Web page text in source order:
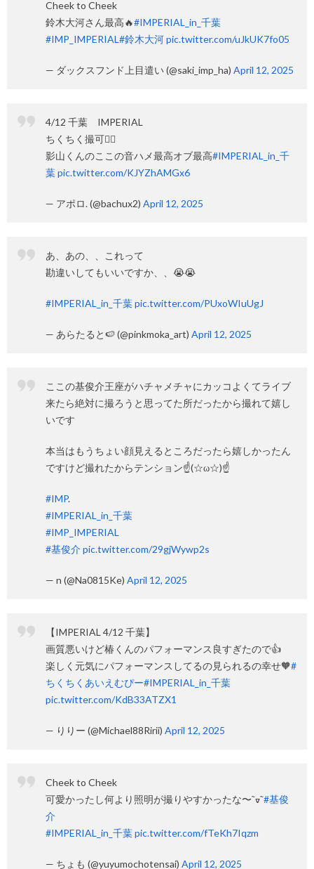
Cheek to Cheek
鈴木大河さん最高🔥#IMPERIAL_in_千葉
#IMP_IMPERIAL#鈴木大河pic.twitter.com/uJkUK7fo05
— ダックスフンド上目遣い (@saki_imp_ha) April 12, 2025
4/12 千葉 IMPERIAL
ちくちく撮可🙆‍♀️
影山くんのここの音ハメ最高オブ最高#IMPERIAL_in_千
葉pic.twitter.com/KJYZhAMGx6
— アポロ. (@bachux2) April 12, 2025
あ、あの、、これって
勘違いしてもいいですか、、😭😭
#IMPERIAL_in_千葉pic.twitter.com/PUxoWIuUgJ
— あらたると🍉 (@pinkmoka_art) April 12, 2025
ここの基俊介王座がハチャメチャにカッコよくてライブ
来たら絶対に撮ろうと思ってた所だったから撮れて嬉し
いです
本当はもうちょい顔見えるところだったら嬉しかったん
ですけど撮れたからテンション☝(☆ω☆)☝
#IMP.
#IMPERIAL_in_千葉
#IMP_IMPERIAL
#基俊介 pic.twitter.com/29gjWywp2s
— n (@Na0815Ke) April 12, 2025
【IMPERIAL 4/12 千葉】
画質悪いけど椿くんのパフォーマンス良すぎたので👍
楽しく元気にパフォーマンスしてるの見られるの幸せ🧡#
ちくちくあいえむぴー#IMPERIAL_in_千葉
pic.twitter.com/KdB33ATZX1
— りりー (@Michael88Ririi) April 12, 2025
Cheek to Cheek
可愛かったし何より照明が撮りやすかったな〜῀ᢦ῀#基俊
介
#IMPERIAL_in_千葉pic.twitter.com/fTeKh7Iqzm
— ちょも (@yuyumochotensai) April 12, 2025